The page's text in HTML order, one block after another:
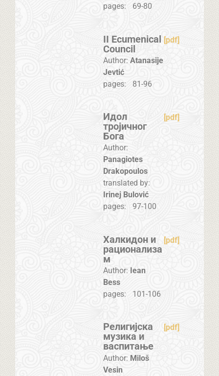
pages:
69-80
II Ecumenical
Council
[pdf]
Author: Atanasije
Jevtić
pages:
81-96
Идол
тројичног
Бога
[pdf]
Author:
Panagiotes
Drakopoulos
translated by:
Irinej Bulović
pages:
97-100
Халкидон и
рационализа
м
[pdf]
Author: Iean
Bess
pages:
101-106
Религијска
музика и
васпитање
[pdf]
Author: Miloš
Vesin